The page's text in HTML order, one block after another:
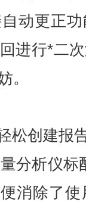
动更正
进行*二
。
松创建报
分析仪
消除了